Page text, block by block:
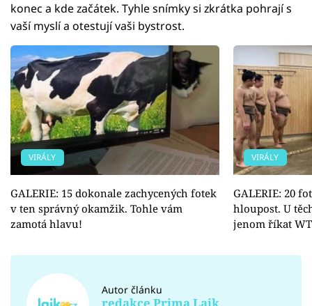
konec a kde začátek. Tyhle snímky si zkrátka pohrají s
vaší myslí a otestují vaši bystrost.
VIRÁLY
GALERIE: 15 dokonale zachycených fotek
v ten správný okamžik. Tohle vám
zamotá hlavu!
VIRÁLY
GALERIE: 20
hloupost. U
jenom říkat
Autor článku